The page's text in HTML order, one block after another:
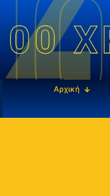
Αρχική